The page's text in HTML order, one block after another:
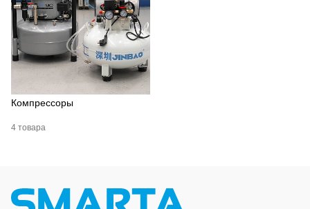
Компрессоры
4 товара